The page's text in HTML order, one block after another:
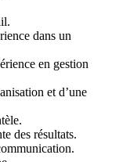
dans un
en gestion
et d’une
des résultats.